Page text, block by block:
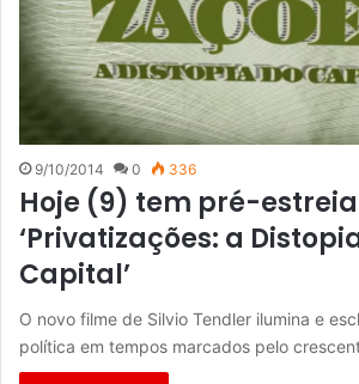
9/10/2014 0 336
Hoje (9) tem pré-
‘Privatizações: a
Capital’
O novo filme de Silvio Tendler ilumina e
política em tempos marcados pelo